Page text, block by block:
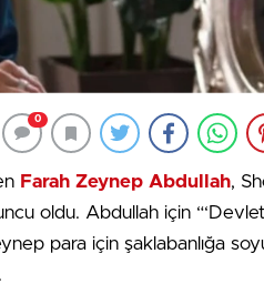
0
Farah Zeynep Abdullah,
oldu. Abdullah için
para için şaklabanlığa